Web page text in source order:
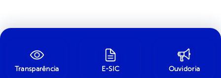
Transparência E-SIC Ouvidoria